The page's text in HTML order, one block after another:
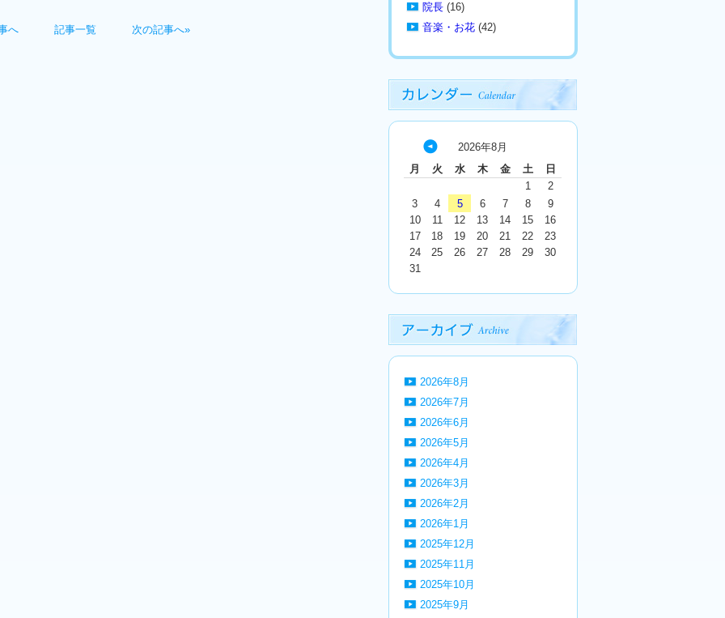
へ 記事一覧 次の記事へ»
院長 (16)
音楽・お花 (42)
2026年8月
月
火 水 木 金 土 日
« 7
月
1
2
3
4 5 6 7 8
9
10
11 12 13 14 15
16
17
18 19 20 21 22
23
24
25 26 27 28 29
30
31
2026年8月
2026年7月
2026年6月
2026年5月
2026年4月
2026年3月
2026年2月
2026年1月
2025年12月
2025年11月
2025年10月
2025年9月